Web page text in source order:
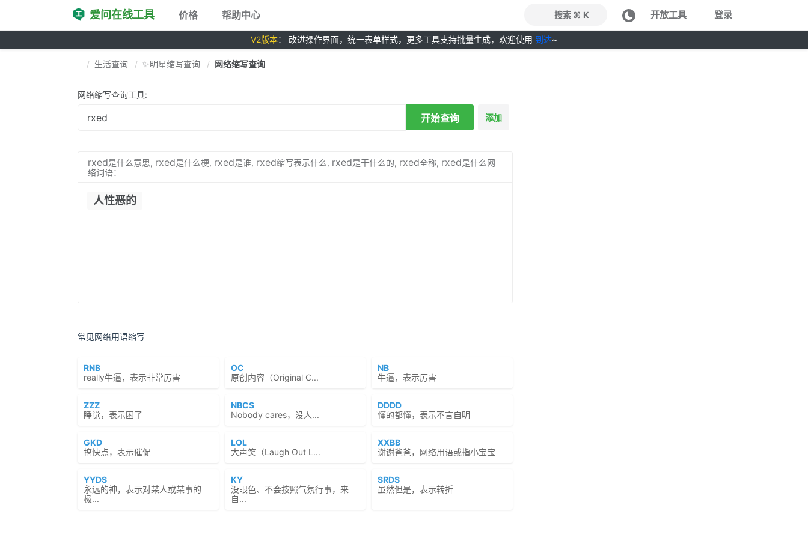
爱问在线工具 价格 帮助中心 搜索 ⌘ K 开放工具 登录
V2版本： 改进操作界面，统一表单样式，更多工具支持批量生成，欢迎使用 到达~
生活查询 ✨明星缩写查询 网络缩写查询
网络缩写查询工具:
开始查询 添加
rxed是什么意思, rxed是什么梗, rxed是谁, rxed缩写表示什么, rxed是干什么的, rxed全称, rxed是什么网
络词语：
人性恶的
常见网络用语缩写
RNB
really牛逼，表示非常厉害
OC
原创内容（Original C...
NB
牛逼，表示厉害
ZZZ
睡觉，表示困了
NBCS
Nobody cares，没人...
DDDD
懂的都懂，表示不言自明
GKD
搞快点，表示催促
LOL
大声笑（Laugh Out L...
XXBB
谢谢爸爸，网络用语或指小宝宝
YYDS
永远的神，表示对某人或某事的
极...
KY
没眼色、不会按照气氛行事，来
自...
SRDS
虽然但是，表示转折